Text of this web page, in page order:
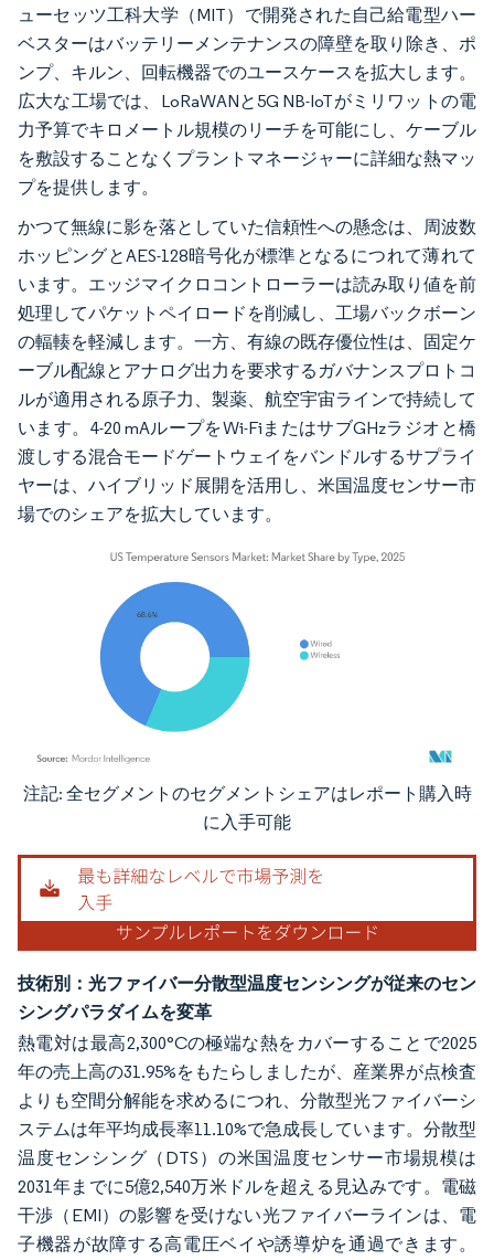
ューセッツ工科大学（MIT）で開発された自己給電型ハー
ベスターはバッテリーメンテナンスの障壁を取り除き、ポ
ンプ、キルン、回転機器でのユースケースを拡大します。
広大な工場では、LoRaWANと5G NB-IoTがミリワットの電
力予算でキロメートル規模のリーチを可能にし、ケーブル
を敷設することなくプラントマネージャーに詳細な熱マッ
プを提供します。
かつて無線に影を落としていた信頼性への懸念は、周波数
ホッピングとAES-128暗号化が標準となるにつれて薄れて
います。エッジマイクロコントローラーは読み取り値を前
処理してパケットペイロードを削減し、工場バックボーン
の輻輳を軽減します。一方、有線の既存優位性は、固定ケ
ーブル配線とアナログ出力を要求するガバナンスプロトコ
ルが適用される原子力、製薬、航空宇宙ラインで持続して
います。4-20 mAループをWi-FiまたはサブGHzラジオと橋
渡しする混合モードゲートウェイをバンドルするサプライ
ヤーは、ハイブリッド展開を活用し、米国温度センサー市
場でのシェアを拡大しています。
画像 © Mordor Intelligence。再利用にはCC BY 4.0の表示が必要です。
注記: 全セグメントのセグメントシェアはレポート購入時
に入手可能
技術別：光ファイバー分散型温度センシングが従来のセン
シングパラダイムを変革
熱電対は最高2,300°Cの極端な熱をカバーすることで2025
年の売上高の31.95%をもたらしましたが、産業界が点検査
よりも空間分解能を求めるにつれ、分散型光ファイバーシ
ステムは年平均成長率11.10%で急成長しています。分散型
温度センシング（DTS）の米国温度センサー市場規模は
2031年までに5億2,540万米ドルを超える見込みです。電磁
干渉（EMI）の影響を受けない光ファイバーラインは、電
子機器が故障する高電圧ベイや誘導炉を通過できます。